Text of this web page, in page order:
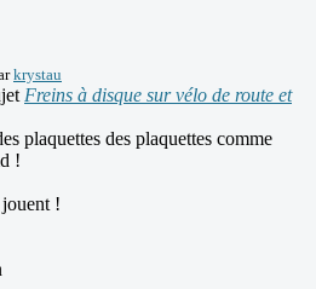
krystau
Freins à disque sur vélo de route et
plaquettes des plaquettes comme
!
!